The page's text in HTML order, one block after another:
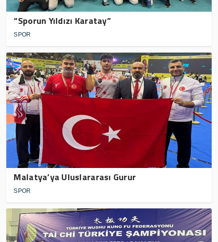
“Sporun Yıldızı Karatay”
SPOR
Malatya’ya Uluslararası Gurur
SPOR